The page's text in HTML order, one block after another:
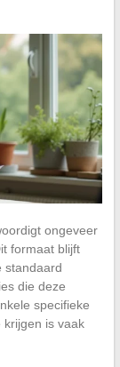
ongeveer
formaat blijft
standaard
die deze
specifieke
is vaak